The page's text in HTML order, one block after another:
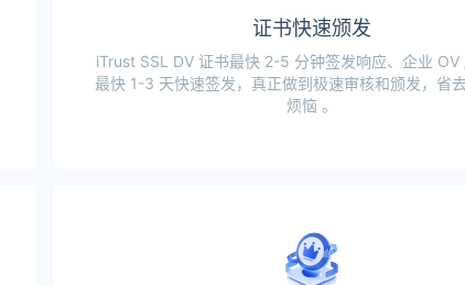
证书快速颁发
iTrust SSL DV 证书最快 2-5 分钟签发响应、企业 OV
最快 1-3 天快速签发，真正做到极速审核和颁发，省
烦恼 。